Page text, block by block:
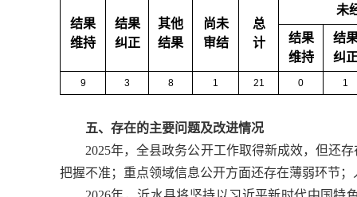
结果
维持
结果
纠正
其他
结果
尚未
审结
总
计
未
结果
维持
结
纠
9 3 8 1 21 0 1
五、存在的主要问题及改进情况
2025年，全县政务公开工作取得新成效，但还
把握不准；重点领域信息公开方面还存在薄弱环节